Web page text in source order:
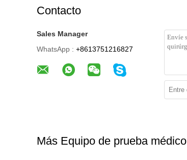
Contacto
Sales Manager
WhatsApp : +8613751216827
Más Equipo de prueba médico